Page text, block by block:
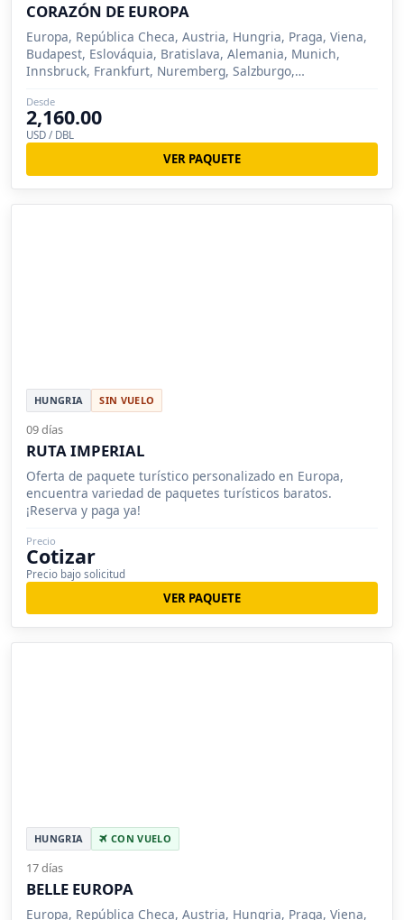
CORAZÓN DE EUROPA
Europa, República Checa, Austria, Hungria, Praga, Viena,
Budapest, Eslováquia, Bratislava, Alemania, Munich,
Innsbruck, Frankfurt, Nuremberg, Salzburgo,
Desde
2,160.00
USD / DBL
VER PAQUETE
HUNGRIA SIN VUELO
09 días
RUTA IMPERIAL
Oferta de paquete turístico personalizado en Europa,
encuentra variedad de paquetes turísticos baratos.
¡Reserva y paga ya!
Precio
Cotizar
Precio bajo solicitud
VER PAQUETE
HUNGRIA CON VUELO
17 días
BELLE EUROPA
Europa, República Checa, Austria, Hungria, Praga, Viena,